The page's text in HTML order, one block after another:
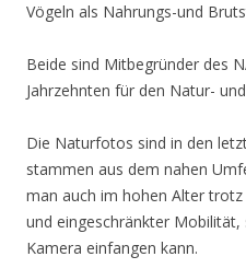
Vögeln als Nahrungs-und
Beide sind Mitbegründer des
Jahrzehnten für den Natur-
Die Naturfotos sind in den
stammen aus dem nahen
man auch im hohen Alter
und eingeschränkter
Kamera einfangen kann.